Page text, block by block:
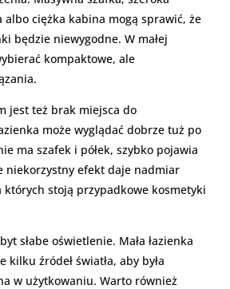
ciężka kabina mogą sprawić, że
będzie niewygodne. W małej
kompaktowe, ale
jest też brak miejsca do
może wyglądać dobrze tuż po
ma szafek i półek, szybko pojawia
niekorzystny efekt daje nadmiar
których stoją przypadkowe kosmetyki
słabe oświetlenie. Mała łazienka
kilku źródeł światła, aby była
w użytkowaniu. Warto również